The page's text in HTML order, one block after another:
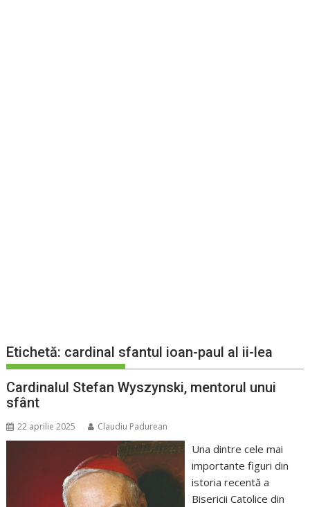
Etichetă: cardinal sfantul ioan-paul al ii-lea
Cardinalul Stefan Wyszynski, mentorul unui
sfânt
22 aprilie 2025 Claudiu Padurean
Una dintre cele mai
importante figuri din
istoria recentă a
Bisericii Catolice din